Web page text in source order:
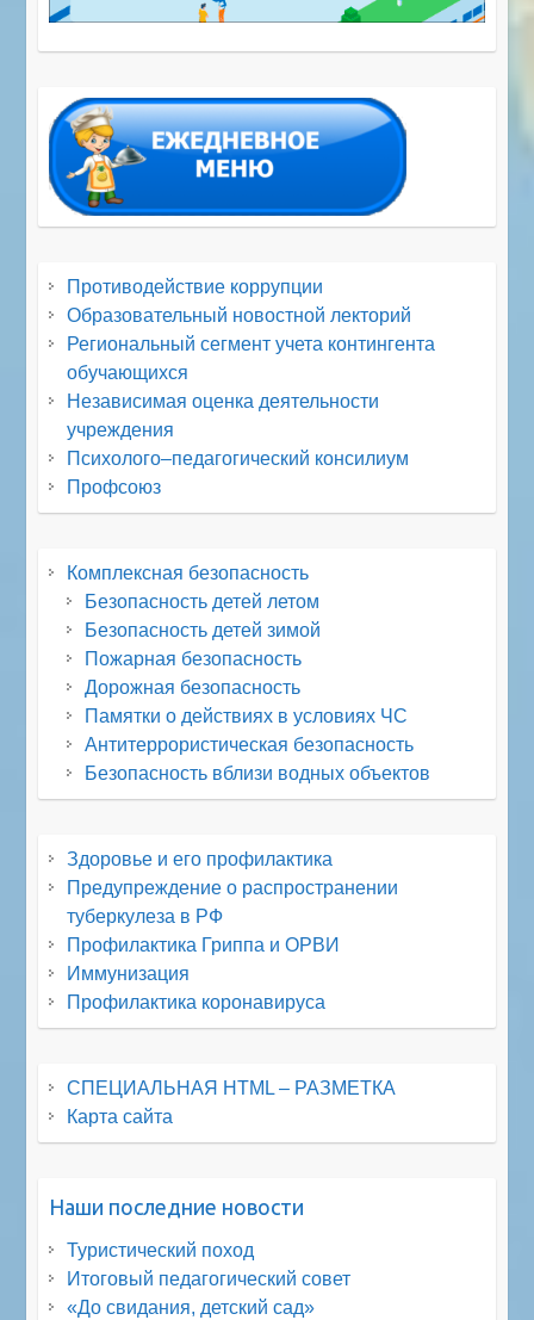
Противодействие коррупции
Образовательный новостной лекторий
Региональный сегмент учета контингента
обучающихся
Независимая оценка деятельности
учреждения
Психолого–педагогический консилиум
Профсоюз
Комплексная безопасность
Безопасность детей летом
Безопасность детей зимой
Пожарная безопасность
Дорожная безопасность
Памятки о действиях в условиях ЧС
Антитеррористическая безопасность
Безопасность вблизи водных объектов
Здоровье и его профилактика
Предупреждение о распространении
туберкулеза в РФ
Профилактика Гриппа и ОРВИ
Иммунизация
Профилактика коронавируса
СПЕЦИАЛЬНАЯ HTML – РАЗМЕТКА
Карта сайта
Наши последние новости
Туристический поход
Итоговый педагогический совет
«До свидания, детский сад»